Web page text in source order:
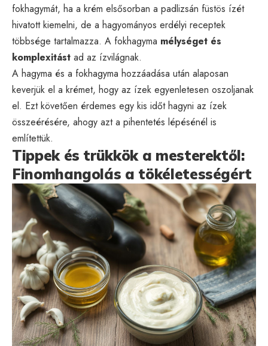
fokhagymát, ha a krém elsősorban a padlizsán füstös ízét
hivatott kiemelni, de a hagyományos erdélyi receptek
többsége tartalmazza. A fokhagyma mélységet és
komplexitást ad az ízvilágnak.
A hagyma és a fokhagyma hozzáadása után alaposan
keverjük el a krémet, hogy az ízek egyenletesen oszoljanak
el. Ezt követően érdemes egy kis időt hagyni az ízek
összeérésére, ahogy azt a pihentetés lépésénél is
említettük.
Tippek és trükkök a mesterektől:
Finomhangolás a tökéletességért